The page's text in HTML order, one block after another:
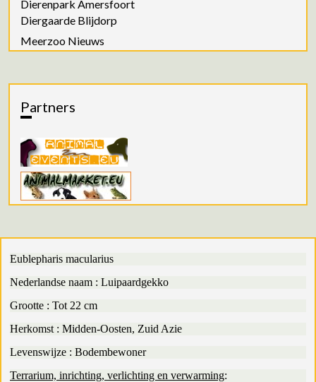
Dierenpark Amersfoort
Diergaarde Blijdorp
Meerzoo Nieuws
Partners
Eublepharis macularius
Nederlandse naam : Luipaardgekko
Grootte : Tot 22 cm
Herkomst : Midden-Oosten, Zuid Azie
Levenswijze : Bodembewoner
Terrarium, inrichting, verlichting en verwarming: